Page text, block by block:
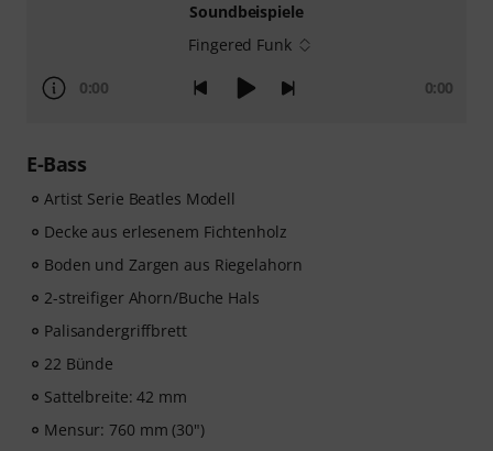
Soundbeispiele
Fingered Funk
0:00 0:00
E-Bass
Artist Serie Beatles Modell
Decke aus erlesenem Fichtenholz
Boden und Zargen aus Riegelahorn
2-streifiger Ahorn/Buche Hals
Palisandergriffbrett
22 Bünde
Sattelbreite: 42 mm
Mensur: 760 mm (30")